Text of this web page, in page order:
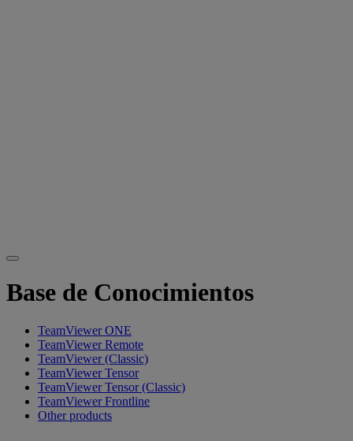
Base de Conocimientos
TeamViewer ONE
TeamViewer Remote
TeamViewer (Classic)
TeamViewer Tensor
TeamViewer Tensor (Classic)
TeamViewer Frontline
Other products